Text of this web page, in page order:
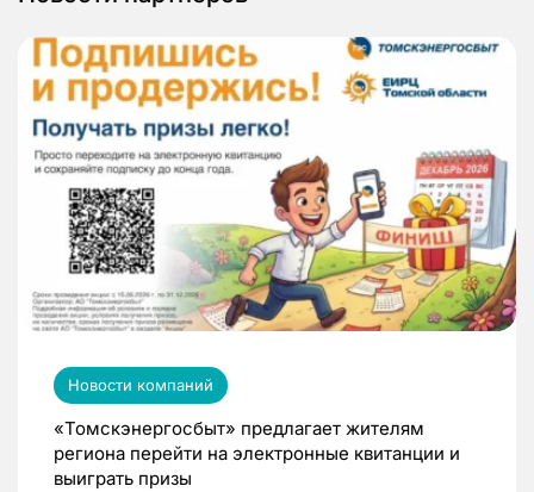
Новости компаний
«Томскэнергосбыт» предлагает жителям
региона перейти на электронные квитанции и
выиграть призы